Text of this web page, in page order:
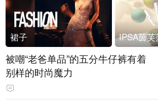
裙子
被嘲“老爸单品”的五分牛仔裤有着
别样的时尚魔力